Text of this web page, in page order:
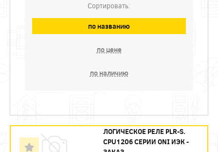
Сортировать:
по названию
по цене
по наличию
ЛОГИЧЕСКОЕ РЕЛЕ PLR-S.
CPU1206 СЕРИИ ONI ИЭК -